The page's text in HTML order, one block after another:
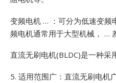
变频电机 … ：可分为低速变频
频电机通常用于大型机械， …
直流无刷电机(BLDC)是一种采
5. 适用范围广：直流无刷电机